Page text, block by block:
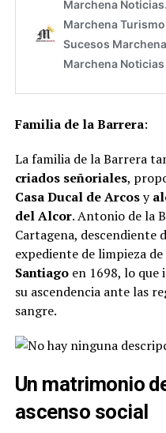
Familia de la Barrera:
La familia de la Barrera
criados señoriales,
Casa Ducal de Arcosy
del Alcor​. Antonio de la
Cartagena, descendiente
expediente de limpieza
Santiagoen 1698, lo que
su ascendencia ante las
sangre​.
Un matrimonio
ascenso social